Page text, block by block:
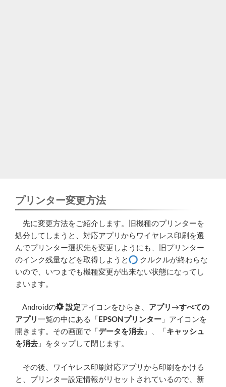
プリンター変更方法
先に変更方法をご紹介します。旧機種のプリンターを
処分してしまうと、対応アプリからワイヤレス印刷を選
んでプリンター選択先を変更しようにも、旧プリンター
のインク残量などを取得しようと
クルクルが終わらな
いので、いつまでも機種変更が出来ない状態になってし
まいます。
Androidの 設定アイコンをひらき、 アプリ →すべての
アプリ 一覧の中にある「 EPSONプリンター 」アイコンを
開きます。その画面で「 データを消去 」、「 キャッシュ
を消去 」をタップして閉じます。
その後、ワイヤレス印刷対応アプリから印刷をかける
と、プリンター設定情報がリセットされているので、新